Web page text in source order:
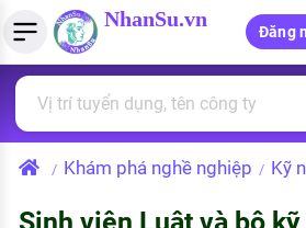
NhanSu.vn
Đăng
Tìm việc làm
Việc làm ngành luật
Quản lý CV
Tải CV lên
Tính lương Gross - Net
Tính thuế thu nhập cá nhân
PHÁP LUẬT VIỆT NAM
Văn bản pháp luật
/ Khám phá nghề nghiệp / Kỹ
Sinh viên Luật và bộ